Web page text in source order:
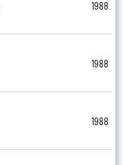
1988
1988
1988